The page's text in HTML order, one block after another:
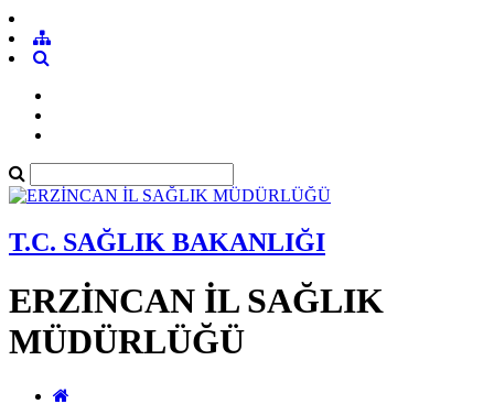
T.C. SAĞLIK BAKANLIĞI
ERZİNCAN İL SAĞLIK
MÜDÜRLÜĞÜ